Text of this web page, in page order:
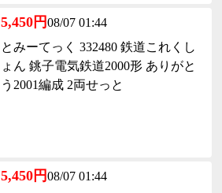
5,450円08/07 01:44
とみーてっく 332480 鉄道これくし
ょん 銚子電気鉄道2000形 ありがと
う2001編成 2両せっと
5,450円08/07 01:44